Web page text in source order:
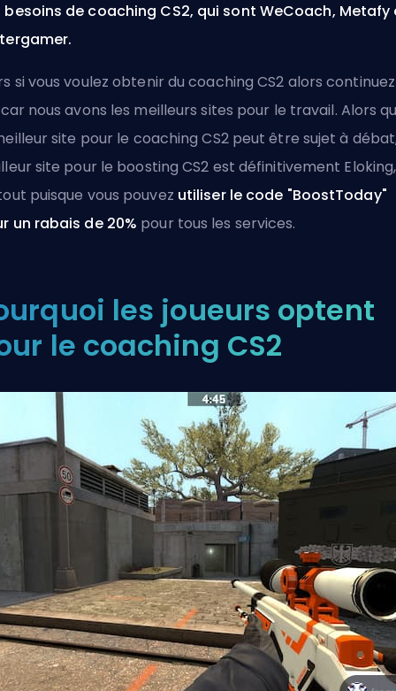
besoins de coaching CS2, qui sont WeCoach, Metafy
si vous voulez obtenir du coaching CS2 alors
nous avons les meilleurs sites pour le travail. Alors
site pour le coaching CS2 peut être sujet à
site pour le boosting CS2 est définitivement Eloking,
puisque vous pouvez utiliser le code "BoostToday"
un rabais de 20% pour tous les services.
les joueurs optent
le coaching CS2